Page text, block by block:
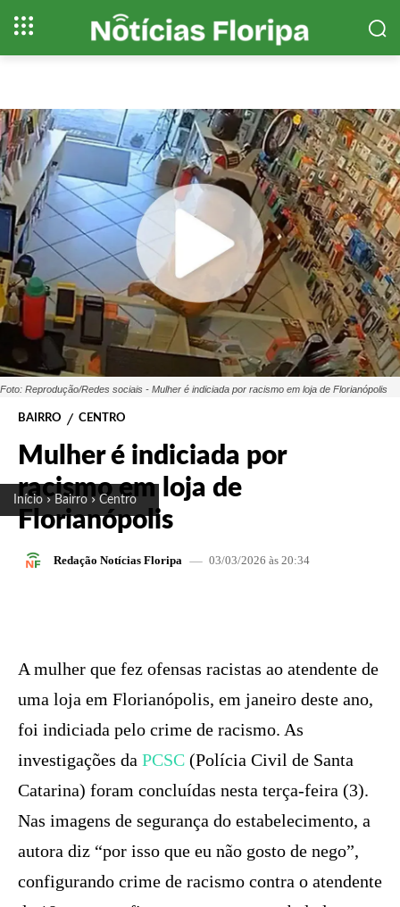
Início Bairro Centro
Foto: Reprodução/Redes sociais - Mulher é indiciada por racismo em loja de Florianópolis
BAIRRO CENTRO
Mulher é indiciada por
racismo em loja de
Florianópolis
Redação Notícias Floripa 03/03/2026 às 20:34
A mulher que fez ofensas racistas ao atendente de
uma loja em Florianópolis, em janeiro deste ano,
foi indiciada pelo crime de racismo. As
investigações da PCSC (Polícia Civil de Santa
Catarina) foram concluídas nesta terça-feira (3).
Nas imagens de segurança do estabelecimento, a
autora diz “por isso que eu não gosto de nego”,
configurando crime de racismo contra o atendente